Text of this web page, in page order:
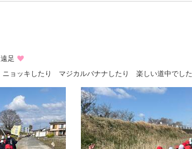
足
ョッキしたり マジカルバナナしたり 楽しい道中でした